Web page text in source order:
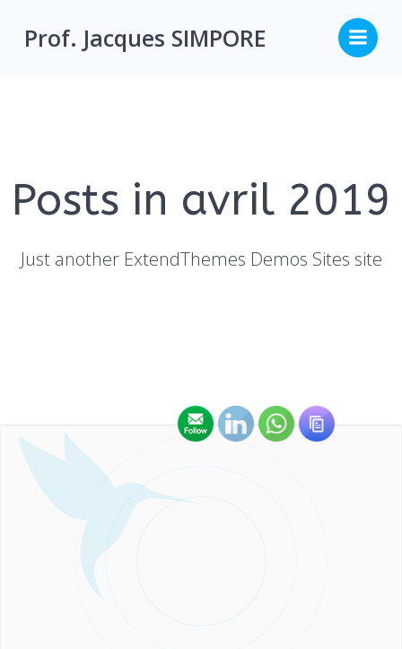
au
contenu
Prof. Jacques SIMPORE
Posts in avril 2019
Just another ExtendThemes Demos Sites site